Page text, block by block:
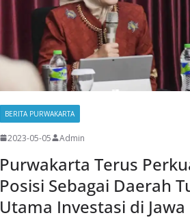
BERITA PURWAKARTA
2023-05-05 Admin
Purwakarta Terus
Posisi Sebagai Daerah
Utama Investasi di Jawa